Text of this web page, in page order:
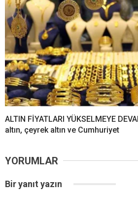
ALTIN FİYATLARI YÜKSELMEYE
altın, çeyrek altın ve Cumhuriyet
YORUMLAR
Bir yanıt yazın